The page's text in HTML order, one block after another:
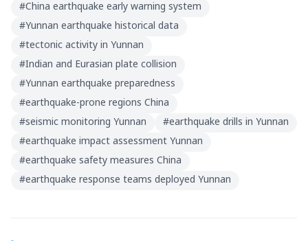
#China earthquake early warning system
#Yunnan earthquake historical data
#tectonic activity in Yunnan
#Indian and Eurasian plate collision
#Yunnan earthquake preparedness
#earthquake-prone regions China
#seismic monitoring Yunnan #earthquake drills in Yunnan
#earthquake impact assessment Yunnan
#earthquake safety measures China
#earthquake response teams deployed Yunnan